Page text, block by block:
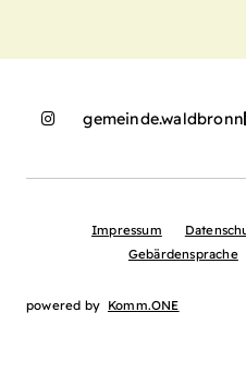
gemeinde.waldbronn
Impressum
Gebärdensprache
powered by Komm.ONE